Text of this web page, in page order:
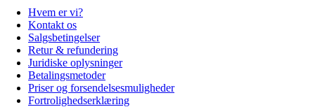
Hvem er vi?
Kontakt os
Salgsbetingelser
Retur & refundering
Juridiske oplysninger
Betalingsmetoder
Priser og forsendelsesmuligheder
Fortrolighedserklæring